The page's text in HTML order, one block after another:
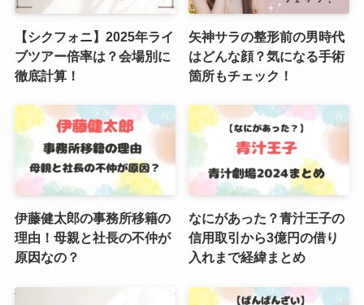
【シクフォニ】2025年ライ
ブツアー倍率は？会場別に
徹底計算！
矢神サラの整形前の男時代
はどんな顔？気になる手術
箇所もチェック！
伊藤健太郎の事務所移籍の
理由！母親と社長の不仲が
原因なの？
なにがあった？青汁王子の
信用取引から3億円の借り
入れまで経緯まとめ